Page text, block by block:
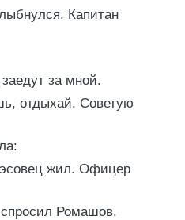
Капитан
за мной.
отдыхай. Советую
жил. Офицер
Ромашов.